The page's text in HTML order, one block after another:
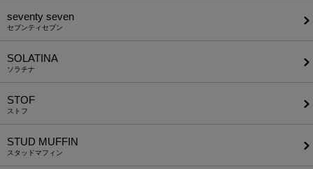
seventy seven
セブンティセブン
SOLATINA
ソラチナ
STOF
ストフ
STUD MUFFIN
スタッドマフィン